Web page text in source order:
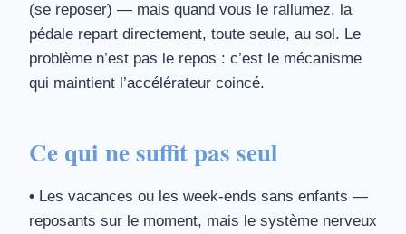
(se reposer) — mais quand vous le rallumez, la
pédale repart directement, toute seule, au sol. Le
problème n’est pas le repos : c’est le mécanisme
qui maintient l’accélérateur coincé.
Ce qui ne suffit pas seul
• Les vacances ou les week-ends sans enfants —
reposants sur le moment, mais le système nerveux